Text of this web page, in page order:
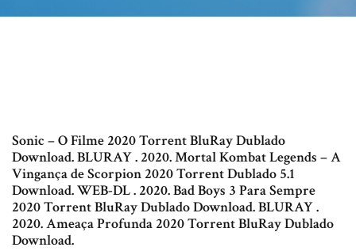
Sonic – O Filme 2020 Torrent BluRay Dublado
Download. BLURAY . 2020. Mortal Kombat Legends – A
Vingança de Scorpion 2020 Torrent Dublado 5.1
Download. WEB-DL . 2020. Bad Boys 3 Para Sempre
2020 Torrent BluRay Dublado Download. BLURAY .
2020. Ameaça Profunda 2020 Torrent BluRay Dublado
Download.